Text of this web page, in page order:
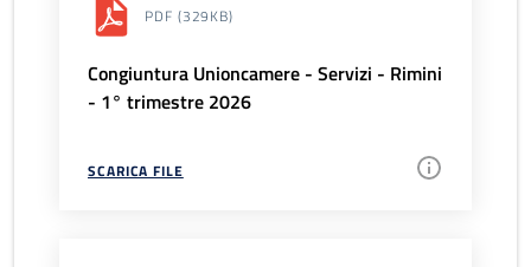
PDF (329KB)
Congiuntura Unioncamere - Servizi - Rimini
- 1° trimestre 2026
SCARICA FILE